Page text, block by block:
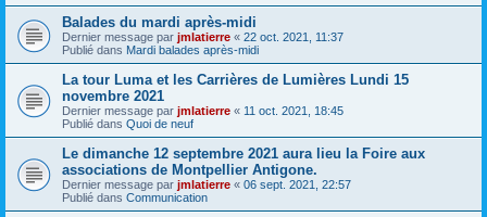
Balades du mardi après-midi
Dernier message par jmlatierre « 22 oct. 2021, 11:37
Publié dans Mardi balades après-midi
La tour Luma et les Carrières de Lumières Lundi 15
novembre 2021
Dernier message par jmlatierre « 11 oct. 2021, 18:45
Publié dans Quoi de neuf
Le dimanche 12 septembre 2021 aura lieu la Foire aux
associations de Montpellier Antigone.
Dernier message par jmlatierre « 06 sept. 2021, 22:57
Publié dans Communication